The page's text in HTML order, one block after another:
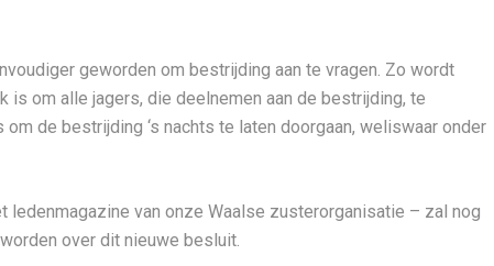
geworden om bestrijding aan te vragen. Zo wordt
is om alle jagers, die deelnemen aan de bestrijding, te
de bestrijding ‘s nachts te laten doorgaan, weliswaar onder
ledenmagazine van onze Waalse zusterorganisatie – zal nog
over dit nieuwe besluit.